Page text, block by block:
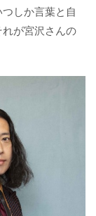
しか言葉と自
が宮沢さんの